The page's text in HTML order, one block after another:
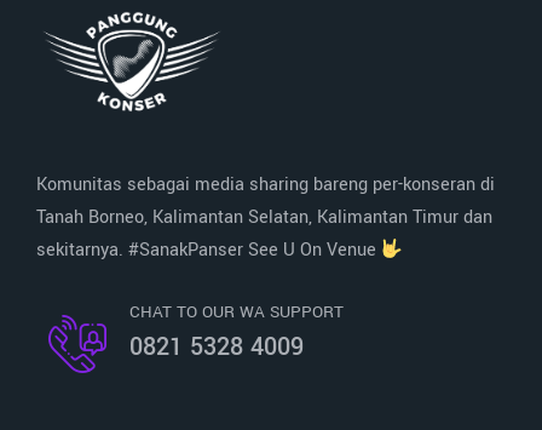
Komunitas sebagai media sharing bareng per-konseran di
Tanah Borneo, Kalimantan Selatan, Kalimantan Timur dan
sekitarnya. #SanakPanser See U On Venue
CHAT TO OUR WA SUPPORT
0821 5328 4009